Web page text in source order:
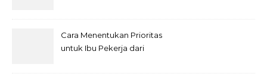
Cara Menentukan Prioritas
untuk Ibu Pekerja dari